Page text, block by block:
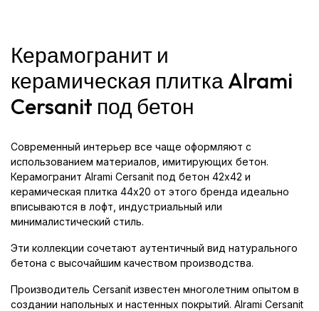
Керамогранит и
керамическая плитка Alrami
Cersanit под бетон
Современный интерьер все чаще оформляют с
использованием материалов, имитирующих бетон.
Керамогранит Alrami Cersanit под бетон 42x42 и
керамическая плитка 44x20 от этого бренда идеально
вписываются в лофт, индустриальный или
минималистический стиль.
Эти коллекции сочетают аутентичный вид натурального
бетона с высочайшим качеством производства.
Производитель Cersanit известен многолетним опытом в
создании напольных и настенных покрытий. Alrami Cersanit